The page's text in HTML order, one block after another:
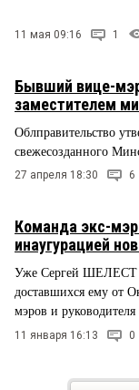
11 мая 09:16 1
Бывший вице-
заместителем
Облправительство
свежесозданного
27 апреля 18:30 6
Команда экс-
инаугурацией
Уже Сергей ШЕЛЕСТ
доставшихся ему
мэров и руководителя
11 января 16:13 0